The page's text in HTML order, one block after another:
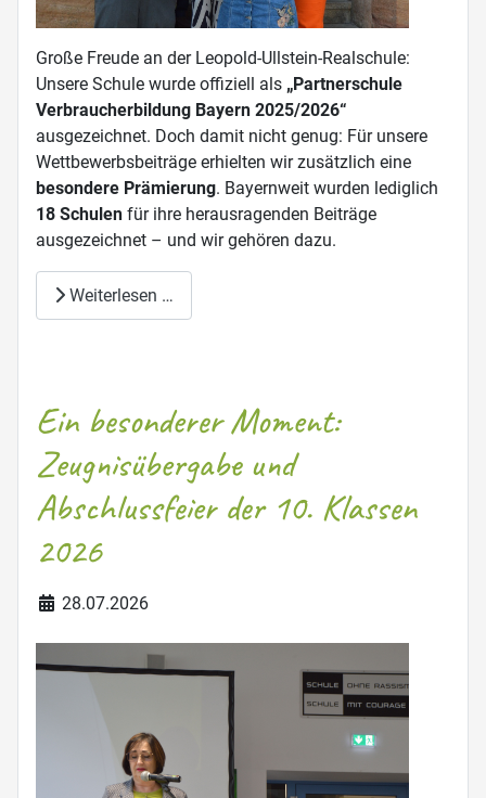
Große Freude an der Leopold-Ullstein-Realschule:
Unsere Schule wurde offiziell als „Partnerschule
Verbraucherbildung Bayern 2025/2026“
ausgezeichnet. Doch damit nicht genug: Für unsere
Wettbewerbsbeiträge erhielten wir zusätzlich eine
besondere Prämierung. Bayernweit wurden lediglich
18 Schulen für ihre herausragenden Beiträge
ausgezeichnet – und wir gehören dazu.
Weiterlesen …
Ein besonderer Moment:
Zeugnisübergabe und
Abschlussfeier der 10. Klassen
2026
Details28.07.2026